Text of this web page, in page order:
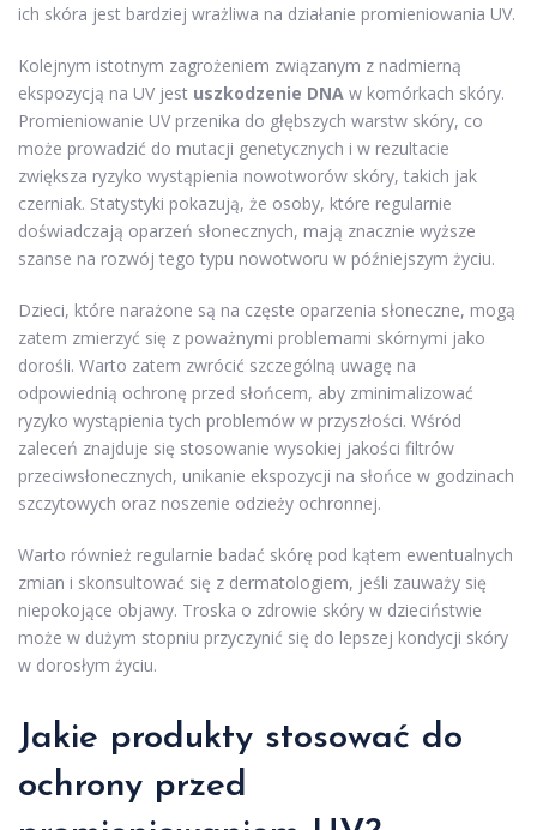
ich skóra jest bardziej wrażliwa na działanie promieniowania UV.
Kolejnym istotnym zagrożeniem związanym z nadmierną
ekspozycją na UV jest uszkodzenie DNA w komórkach skóry.
Promieniowanie UV przenika do głębszych warstw skóry, co
może prowadzić do mutacji genetycznych i w rezultacie
zwiększa ryzyko wystąpienia nowotworów skóry, takich jak
czerniak. Statystyki pokazują, że osoby, które regularnie
doświadczają oparzeń słonecznych, mają znacznie wyższe
szanse na rozwój tego typu nowotworu w późniejszym życiu.
Dzieci, które narażone są na częste oparzenia słoneczne, mogą
zatem zmierzyć się z poważnymi problemami skórnymi jako
dorośli. Warto zatem zwrócić szczególną uwagę na
odpowiednią ochronę przed słońcem, aby zminimalizować
ryzyko wystąpienia tych problemów w przyszłości. Wśród
zaleceń znajduje się stosowanie wysokiej jakości filtrów
przeciwsłonecznych, unikanie ekspozycji na słońce w godzinach
szczytowych oraz noszenie odzieży ochronnej.
Warto również regularnie badać skórę pod kątem ewentualnych
zmian i skonsultować się z dermatologiem, jeśli zauważy się
niepokojące objawy. Troska o zdrowie skóry w dzieciństwie
może w dużym stopniu przyczynić się do lepszej kondycji skóry
w dorosłym życiu.
Jakie produkty stosować do
ochrony przed